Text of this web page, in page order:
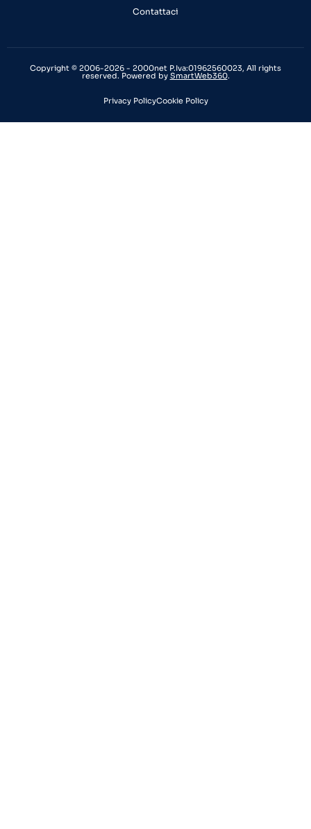
Contattaci
Copyright © 2006-2026 - 2000net P.Iva:01962560023, All rights
reserved. Powered by SmartWeb360.
Privacy PolicyCookie Policy